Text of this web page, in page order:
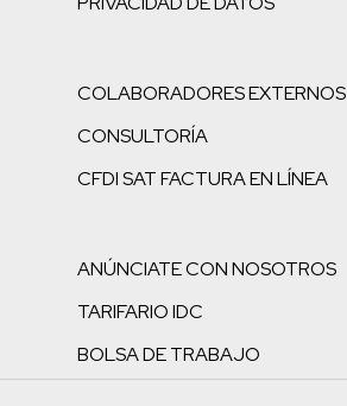
COLABORADORES EXTERNOS
CONSULTORÍA
CFDI SAT FACTURA EN LÍNEA
ANÚNCIATE CON NOSOTROS
TARIFARIO IDC
BOLSA DE TRABAJO